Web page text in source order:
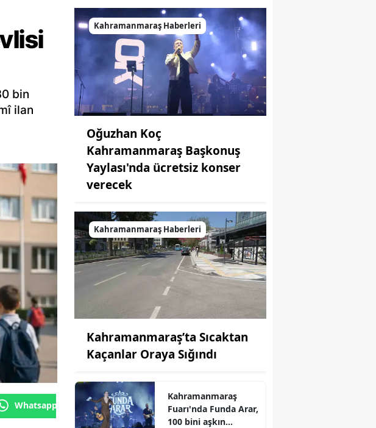
bin
ilan
Whatsapp'tan Gönder
Kahramanmaraş Haberleri
Oğuzhan Koç
Kahramanmaraş Başkonuş
Yaylası'nda ücretsiz konser
verecek
Kahramanmaraş Haberleri
Kahramanmaraş’ta Sıcaktan
Kaçanlar Oraya Sığındı
Kahramanmaraş
Fuarı'nda Funda Arar,
100 bini aşkın